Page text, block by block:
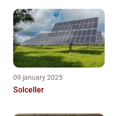
09 january 2025
Solceller